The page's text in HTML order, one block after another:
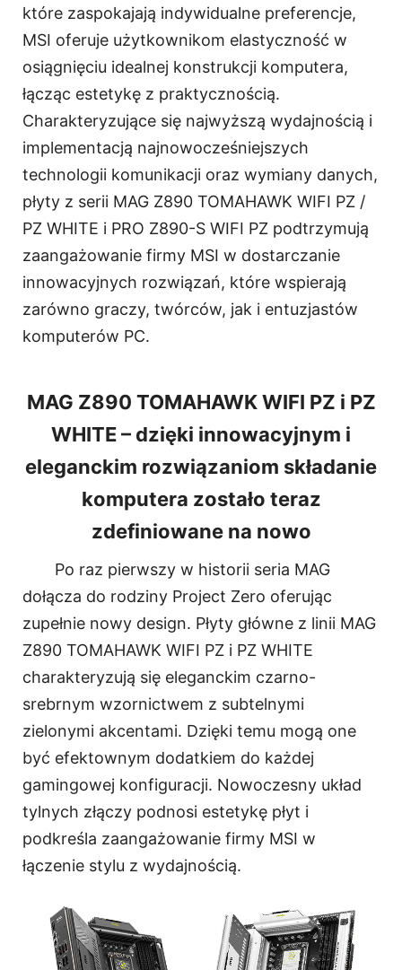
które zaspokajają indywidualne preferencje,
MSI oferuje użytkownikom elastyczność w
osiągnięciu idealnej konstrukcji komputera,
łącząc estetykę z praktycznością.
Charakteryzujące się najwyższą wydajnością i
implementacją najnowocześniejszych
technologii komunikacji oraz wymiany danych,
płyty z serii MAG Z890 TOMAHAWK WIFI PZ /
PZ WHITE i PRO Z890-S WIFI PZ podtrzymują
zaangażowanie firmy MSI w dostarczanie
innowacyjnych rozwiązań, które wspierają
zarówno graczy, twórców, jak i entuzjastów
komputerów PC.
MAG Z890 TOMAHAWK WIFI PZ i PZ
WHITE – dzięki innowacyjnym i
eleganckim rozwiązaniom składanie
komputera zostało teraz
zdefiniowane na nowo
Po raz pierwszy w historii seria MAG
dołącza do rodziny Project Zero oferując
zupełnie nowy design. Płyty główne z linii MAG
Z890 TOMAHAWK WIFI PZ i PZ WHITE
charakteryzują się eleganckim czarno-
srebrnym wzornictwem z subtelnymi
zielonymi akcentami. Dzięki temu mogą one
być efektownym dodatkiem do każdej
gamingowej konfiguracji. Nowoczesny układ
tylnych złączy podnosi estetykę płyt i
podkreśla zaangażowanie firmy MSI w
łączenie stylu z wydajnością.